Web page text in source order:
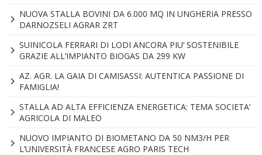
NUOVA STALLA BOVINI DA 6.000 MQ IN UNGHERIA PRESSO
DARNOZSELI AGRAR ZRT
SUINICOLA FERRARI DI LODI ANCORA PIU’ SOSTENIBILE
GRAZIE ALL’IMPIANTO BIOGAS DA 299 KW
AZ. AGR. LA GAIA DI CAMISASSI: AUTENTICA PASSIONE DI
FAMIGLIA!
STALLA AD ALTA EFFICIENZA ENERGETICA: TEMA SOCIETA’
AGRICOLA DI MALEO
NUOVO IMPIANTO DI BIOMETANO DA 50 NM3/H PER
L’UNIVERSITÀ FRANCESE AGRO PARIS TECH